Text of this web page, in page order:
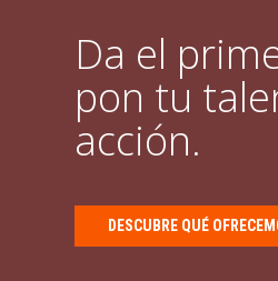
Da el
pon tu
acción.
DESCUBRE QUÉ